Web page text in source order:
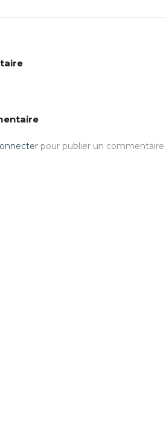
pour publier un commentaire.